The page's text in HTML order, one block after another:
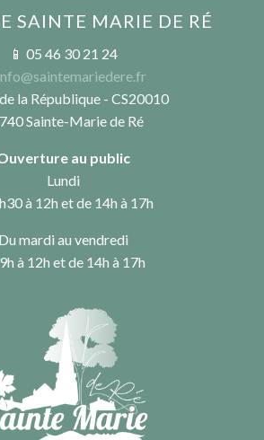
SAINTE MARIE DE RÉ
📱 05 46 30 21 24
la République - CS20010
Sainte-Marie de Ré
au public
Lundi
à 12h et de 14h à 17h
Du mardi au vendredi
à 12h et de 14h à 17h